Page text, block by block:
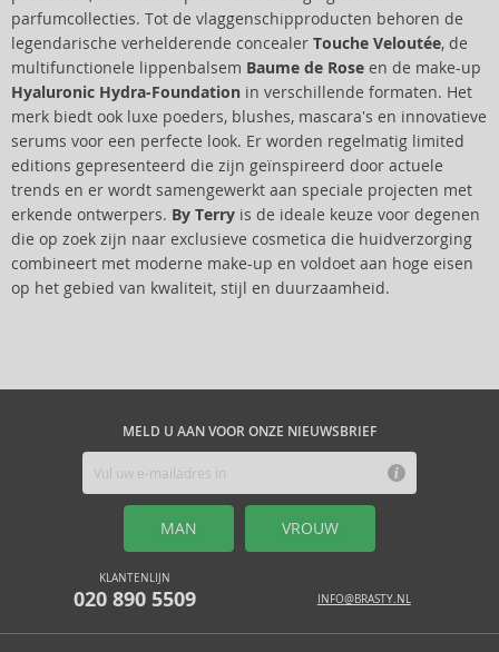
parfumcollecties. Tot de vlaggenschipproducten behoren de
legendarische verhelderende concealer Touche Veloutée, de
multifunctionele lippenbalsem Baume de Rose en de make-up
Hyaluronic Hydra-Foundation in verschillende formaten. Het
merk biedt ook luxe poeders, blushes, mascara's en innovatieve
serums voor een perfecte look. Er worden regelmatig limited
editions gepresenteerd die zijn geïnspireerd door actuele
trends en er wordt samengewerkt aan speciale projecten met
erkende ontwerpers. By Terry is de ideale keuze voor degenen
die op zoek zijn naar exclusieve cosmetica die huidverzorging
combineert met moderne make-up en voldoet aan hoge eisen
op het gebied van kwaliteit, stijl en duurzaamheid.
MELD U AAN VOOR ONZE NIEUWSBRIEF
MAN VROUW
KLANTENLIJN
020 890 5509 INFO@BRASTY.NL